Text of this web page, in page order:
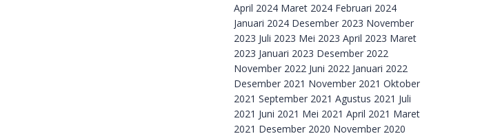
April 2024 Maret 2024 Februari 2024
Januari 2024 Desember 2023 November
2023 Juli 2023 Mei 2023 April 2023 Maret
2023 Januari 2023 Desember 2022
November 2022 Juni 2022 Januari 2022
Desember 2021 November 2021 Oktober
2021 September 2021 Agustus 2021 Juli
2021 Juni 2021 Mei 2021 April 2021 Maret
2021 Desember 2020 November 2020